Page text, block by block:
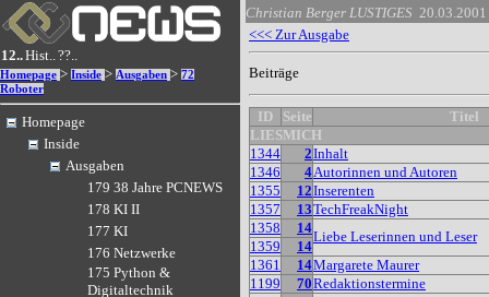
12..Hist..??..
Homepage > Inside > Ausgaben > 72
Roboter
Homepage
Inside
Ausgaben
179 38 Jahre PCNEWS
178 KI II
177 KI
176 Netzwerke
175 Python &
Digitaltechnik
Christian Berger LUSTIGES 20.03.2001
<<< Zur Ausgabe
Beiträge
ID Seite
Titel
LIESMICH
1344
2Inhalt
1346
4Autorinnen und Autoren
1355
12Inserenten
1357
13TechFreakNight
1358
14
Liebe Leserinnen und Leser
1359
14
1361
14Margarete Maurer
1199
70Redaktionstermine